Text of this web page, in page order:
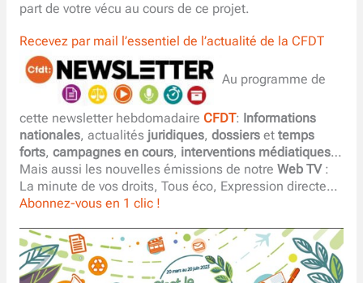
part de votre vécu au cours de ce projet.
Recevez par mail l’essentiel de l’actualité de la CFDT
Au programme de
cette newsletter hebdomadaire CFDT: Informations
nationales, actualités juridiques, dossierset temps
forts, campagnes en cours, interventions médiatiques…
Mais aussi les nouvelles émissions de notre Web TV:
La minute de vos droits, Tous éco, Expression directe…
Abonnez-vous en 1 clic !